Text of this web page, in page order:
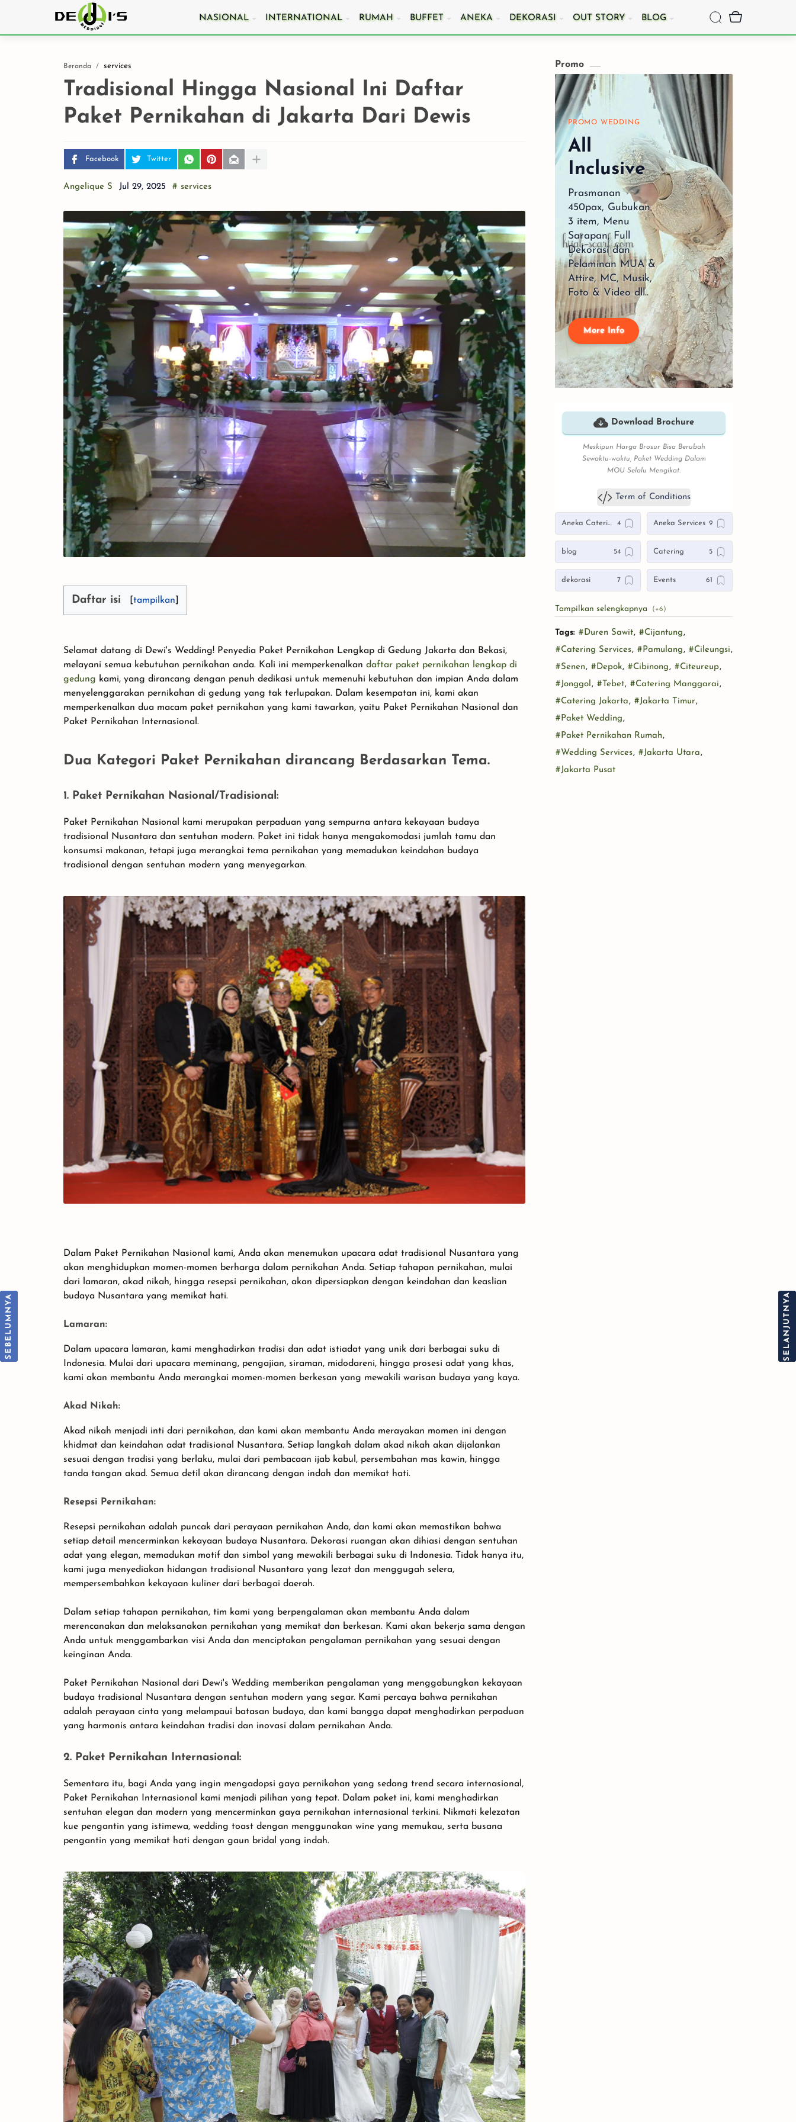
NASIONAL INTERNATIONAL RUMAH BUFFET ANEKA DEKORASI OUT STORY BLOG
Pernikahan Terbaik
untuk Hari Bahagiamu
di Jakarta
Romantic Wedding
Slideshow
Beranda services
Tradisional Hingga Nasional Ini Daftar
Paket Pernikahan di Jakarta Dari Dewis
Facebook Twitter
Angelique S # services
Daftar isi
Selamat datang di Dewi's Wedding! Penyedia Paket Pernikahan Lengkap di Gedung Jakarta dan Bekasi,
melayani semua kebutuhan pernikahan anda. Kali ini memperkenalkan daftar paket pernikahan lengkap di
gedung kami, yang dirancang dengan penuh dedikasi untuk memenuhi kebutuhan dan impian Anda dalam
menyelenggarakan pernikahan di gedung yang tak terlupakan. Dalam kesempatan ini, kami akan
memperkenalkan dua macam paket pernikahan yang kami tawarkan, yaitu Paket Pernikahan Nasional dan
Paket Pernikahan Internasional.
Dua Kategori Paket Pernikahan dirancang Berdasarkan Tema.
1. Paket Pernikahan Nasional/Tradisional:
Paket Pernikahan Nasional kami merupakan perpaduan yang sempurna antara kekayaan budaya
tradisional Nusantara dan sentuhan modern. Paket ini tidak hanya mengakomodasi jumlah tamu dan
konsumsi makanan, tetapi juga merangkai tema pernikahan yang memadukan keindahan budaya
tradisional dengan sentuhan modern yang menyegarkan.
Dalam Paket Pernikahan Nasional kami, Anda akan menemukan upacara adat tradisional Nusantara yang
akan menghidupkan momen-momen berharga dalam pernikahan Anda. Setiap tahapan pernikahan, mulai
dari lamaran, akad nikah, hingga resepsi pernikahan, akan dipersiapkan dengan keindahan dan keaslian
budaya Nusantara yang memikat hati.
Lamaran:
Dalam upacara lamaran, kami menghadirkan tradisi dan adat istiadat yang unik dari berbagai suku di
Indonesia. Mulai dari upacara meminang, pengajian, siraman, midodareni, hingga prosesi adat yang khas,
kami akan membantu Anda merangkai momen-momen berkesan yang mewakili warisan budaya yang kaya.
Akad Nikah:
Akad nikah menjadi inti dari pernikahan, dan kami akan membantu Anda merayakan momen ini dengan
khidmat dan keindahan adat tradisional Nusantara. Setiap langkah dalam akad nikah akan dijalankan
sesuai dengan tradisi yang berlaku, mulai dari pembacaan ijab kabul, persembahan mas kawin, hingga
tanda tangan akad. Semua detil akan dirancang dengan indah dan memikat hati.
Resepsi Pernikahan:
Resepsi pernikahan adalah puncak dari perayaan pernikahan Anda, dan kami akan memastikan bahwa
setiap detail mencerminkan kekayaan budaya Nusantara. Dekorasi ruangan akan dihiasi dengan sentuhan
adat yang elegan, memadukan motif dan simbol yang mewakili berbagai suku di Indonesia. Tidak hanya itu,
kami juga menyediakan hidangan tradisional Nusantara yang lezat dan menggugah selera,
mempersembahkan kekayaan kuliner dari berbagai daerah.
Dalam setiap tahapan pernikahan, tim kami yang berpengalaman akan membantu Anda dalam
merencanakan dan melaksanakan pernikahan yang memikat dan berkesan. Kami akan bekerja sama dengan
Anda untuk menggambarkan visi Anda dan menciptakan pengalaman pernikahan yang sesuai dengan
keinginan Anda.
Paket Pernikahan Nasional dari Dewi's Wedding memberikan pengalaman yang menggabungkan kekayaan
budaya tradisional Nusantara dengan sentuhan modern yang segar. Kami percaya bahwa pernikahan
adalah perayaan cinta yang melampaui batasan budaya, dan kami bangga dapat menghadirkan perpaduan
yang harmonis antara keindahan tradisi dan inovasi dalam pernikahan Anda.
2. Paket Pernikahan Internasional:
Sementara itu, bagi Anda yang ingin mengadopsi gaya pernikahan yang sedang trend secara internasional,
Paket Pernikahan Internasional kami menjadi pilihan yang tepat. Dalam paket ini, kami menghadirkan
sentuhan elegan dan modern yang mencerminkan gaya pernikahan internasional terkini. Nikmati kelezatan
kue pengantin yang istimewa, wedding toast dengan menggunakan wine yang memukau, serta busana
pengantin yang memikat hati dengan gaun bridal yang indah.
Harga Paket Pernikahan di
Promo
PROMO WEDDING
All
Inclusive
Prasmanan
450pax, Gubukan
3 item, Menu
Sarapan, Full
Dekorasi dan
Pelaminan MUA &
Attire, MC, Musik,
Foto & Video dll..
More Info
Download Brochure
Meskipun Harga Brosur Bisa Berubah
Sewaktu-waktu, Paket Wedding Dalam
MOU Selalu Mengikat.
Term of Conditions
Aneka Catering Aneka Services
blog Catering
dekorasi Events
gedung Internasional
Products Rumah
services WO
Tags: #Duren Sawit, #Cijantung,
#Catering Services, #Pamulang, #Cileungsi,
#Senen, #Depok, #Cibinong, #Citeureup,
#Jonggol, #Tebet, #Catering Manggarai,
#Catering Jakarta, #Jakarta Timur,
#Paket Wedding,
#Paket Pernikahan Rumah,
#Wedding Services, #Jakarta Utara,
#Jakarta Pusat